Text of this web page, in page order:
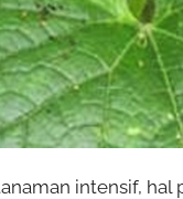
intensif, hal